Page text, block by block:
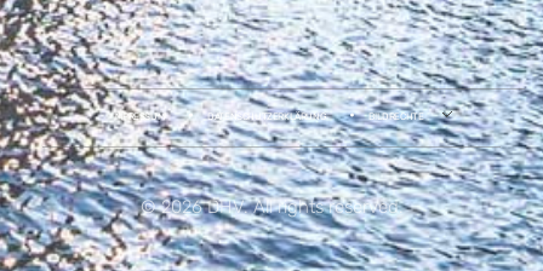
IMPRESSUM DATENSCHUTZERKLÄRUNG BILDRECHTE
© 2026 DHV. All rights reserved.